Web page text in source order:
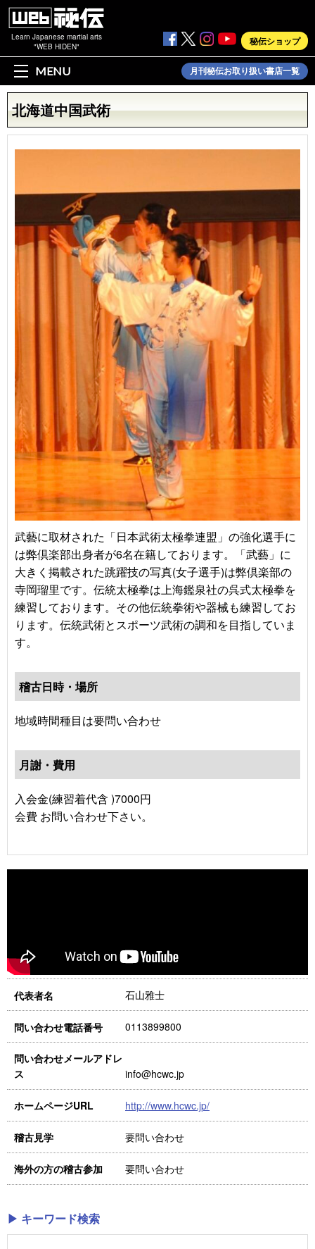
Learn Japanese martial arts
"WEB HIDEN"
秘伝ショップ
MENU 月刊秘伝お取り扱い書店一覧
北海道中国武術
武藝に取材された「日本武術太極拳連盟」の強化選手に
は弊倶楽部出身者が6名在籍しております。「武藝」に
大きく掲載された跳躍技の写真(女子選手)は弊倶楽部の
寺岡瑠里です。伝統太極拳は上海鑑泉社の呉式太極拳を
練習しております。その他伝統拳術や器械も練習してお
ります。伝統武術とスポーツ武術の調和を目指していま
す。
稽古日時・場所
地域時間種目は要問い合わせ
月謝・費用
入会金(練習着代含 )7000円
会費 お問い合わせ下さい。
代表者名 石山雅士
問い合わせ電話番号 0113899800
問い合わせメールアドレ
ス
info@hcwc.jp
ホームページURL http://www.hcwc.jp/
稽古見学 要問い合わせ
海外の方の稽古参加 要問い合わせ
▶ キーワード検索